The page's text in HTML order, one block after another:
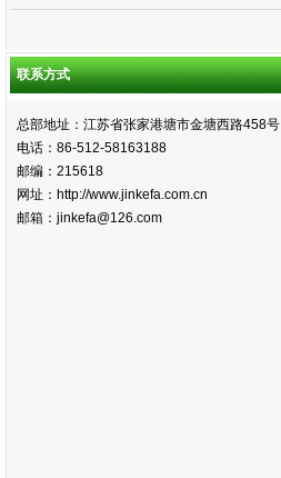
联系方式
总部地址：江苏省张家港塘市金塘西路458号
电话：86-512-58163188
邮编：215618
网址：http://www.jinkefa.com.cn
邮箱：jinkefa@126.com